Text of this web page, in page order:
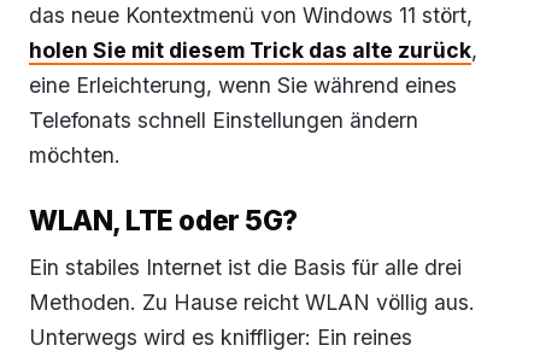
das neue Kontextmenü von Windows 11 stört,
holen Sie mit diesem Trick das alte zurück,
eine Erleichterung, wenn Sie während eines
Telefonats schnell Einstellungen ändern
möchten.
WLAN, LTE oder 5G?
Ein stabiles Internet ist die Basis für alle drei
Methoden. Zu Hause reicht WLAN völlig aus.
Unterwegs wird es kniffliger: Ein reines